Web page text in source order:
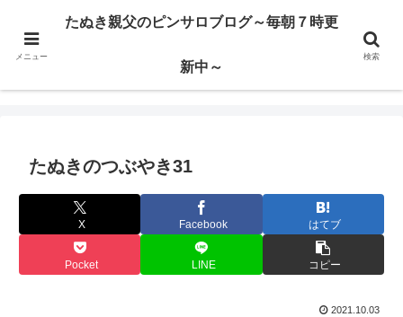
ハードサービス嬢を求めて3000回ピンサロで遊んだ親父
たぬき親父のピンサロブログ～毎朝７時更新中～
たぬきのつぶやき31
X Facebook はてブ
Pocket LINE コピー
2021.10.03
メニュー
たぬき親父のピンサロブログ～毎朝７時更
新中～
検索